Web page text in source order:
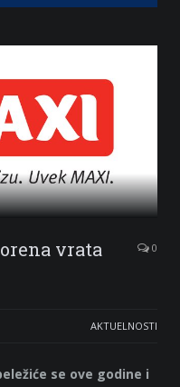
vrata
0
AKTUELNOSTI
se ove godine i